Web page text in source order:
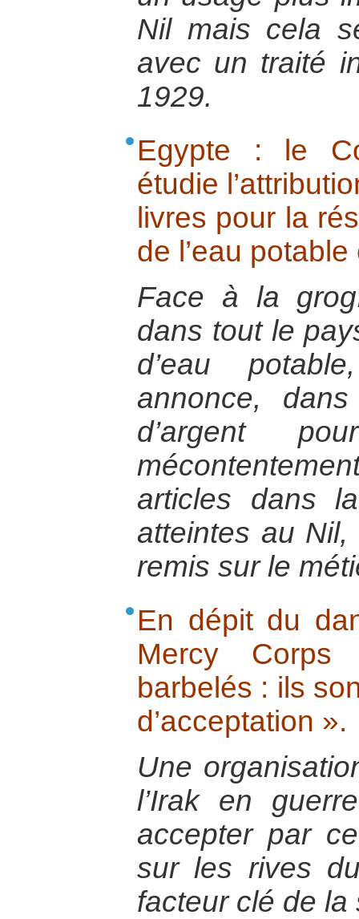
Nil mais cela
avec un traité
1929.
Egypte : le
étudie
livres pour la
de l’eau potable
Face à la
dans tout le
d’eau
annonce, dans
d’argent
articles dans
atteintes au
remis sur le
En dépit du
Mercy
barbelés : ils
d’acceptation ».
Une
l’Irak en
accepter par
sur les rives
facteur clé de la